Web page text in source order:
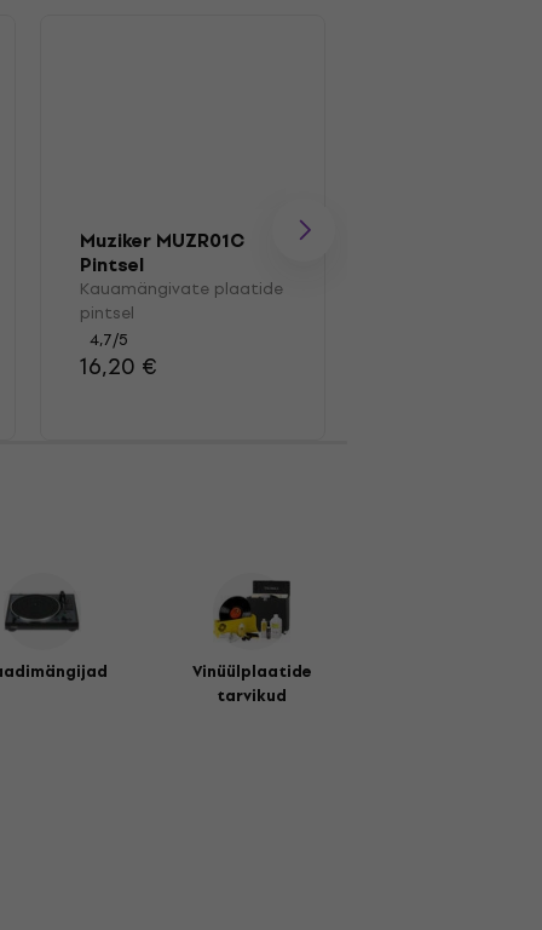
Muziker MUZR01C
Pintsel
Kauamängivate plaatide
pintsel
4,7/5
16,20 €
Vinüülplaatide
tarvikud